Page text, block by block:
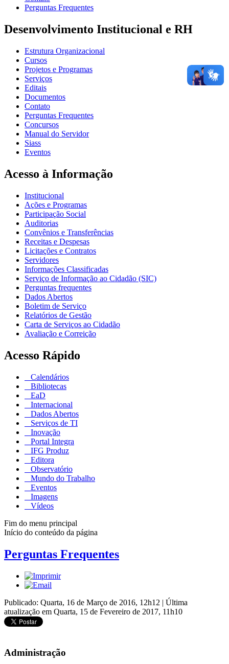
Perguntas Frequentes
Desenvolvimento Institucional e RH
Estrutura Organizacional
Cursos
Projetos e Programas
Serviços
Editais
Documentos
Contato
Perguntas Frequentes
Concursos
Manual do Servidor
Siass
Eventos
Acesso à Informação
Institucional
Ações e Programas
Participação Social
Auditorias
Convênios e Transferências
Receitas e Despesas
Licitações e Contratos
Servidores
Informações Classificadas
Serviço de Informação ao Cidadão (SIC)
Perguntas frequentes
Dados Abertos
Boletim de Serviço
Relatórios de Gestão
Carta de Serviços ao Cidadão
Avaliação e Correição
Acesso Rápido
Calendários
Bibliotecas
EaD
Internacional
Dados Abertos
Serviços de TI
Inovação
Portal Integra
IFG Produz
Editora
Observatório
Mundo do Trabalho
Eventos
Imagens
Vídeos
Fim do menu principal
Início do conteúdo da página
Perguntas Frequentes
Publicado: Quarta, 16 de Março de 2016, 12h12 | Última
atualização em Quarta, 15 de Fevereiro de 2017, 11h10
Administração